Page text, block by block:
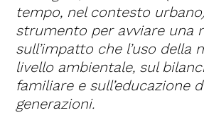
tempo, nel contesto
strumento per avviare una
sull’impatto che l’uso della
livello ambientale, sul
familiare e sull’educazione
generazioni.